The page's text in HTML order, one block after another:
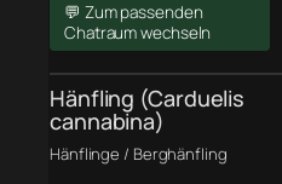
💬 Zum passenden
Chatraum wechseln
Hänfling (Carduelis
cannabina)
Hänflinge / Berghänfling